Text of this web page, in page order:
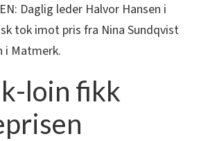
Daglig leder Halvor Hansen i
tok imot pris fra Nina Sundqvist
i Matmerk.
loin fikk